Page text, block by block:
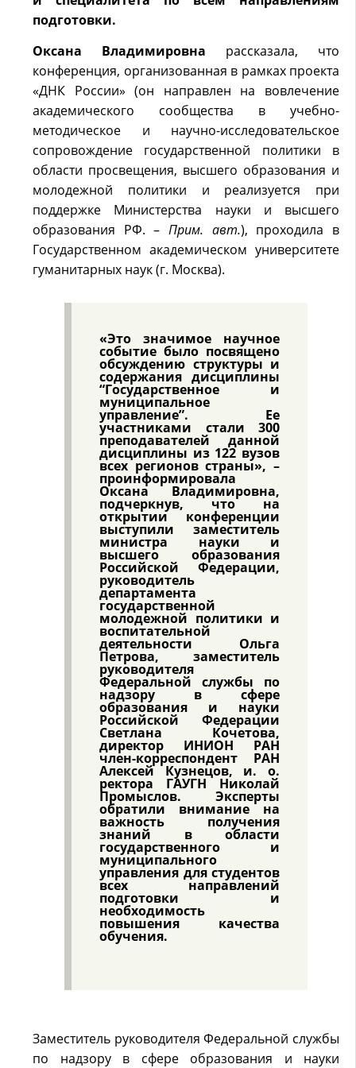
подготовки.
Оксана Владимировна рассказала, что
конференция, организованная в рамках проекта
«ДНК России» (он направлен на вовлечение
академического сообщества в учебно-
методическое и научно-исследовательское
сопровождение государственной политики в
области просвещения, высшего образования и
молодежной политики и реализуется при
поддержке Министерства науки и высшего
образования РФ. – Прим. авт.), проходила в
Государственном академическом университете
гуманитарных наук (г. Москва).
«Это значимое научное
событие было посвящено
обсуждению структуры и
содержания дисциплины
“Государственное и
муниципальное
управление”. Ее
участниками стали 300
преподавателей данной
дисциплины из 122 вузов
всех регионов страны», –
проинформировала
Оксана Владимировна,
подчеркнув, что на
открытии конференции
выступили заместитель
министра науки и
высшего образования
Российской Федерации,
руководитель
департамента
государственной
молодежной политики и
воспитательной
деятельности Ольга
Петрова, заместитель
руководителя
Федеральной службы по
надзору в сфере
образования и науки
Российской Федерации
Светлана Кочетова,
директор ИНИОН РАН
член-корреспондент РАН
Алексей Кузнецов, и. о.
ректора ГАУГН Николай
Промыслов. Эксперты
обратили внимание на
важность получения
знаний в области
государственного и
муниципального
управления для студентов
всех направлений
подготовки и
необходимость
повышения качества
обучения.
Заместитель руководителя Федеральной службы
по надзору в сфере образования и науки